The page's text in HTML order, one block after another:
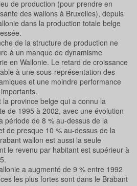
de production (pour prendre en
des wallons à Bruxelles), depuis
dans la production totale belge
de la structure de production ne
à un manque de dynamisme
en Wallonie. Le retard de croissance
à une sous-représentation des
et une moindre performance
la province belge qui a connu la
de 1995 à 2002, avec une évolution
période de 8 % au-dessus de la
de presque 10 % au-dessus de la
wallon est aussi la seule
le revenu par habitant est supérieur à
a augmenté de 9 % entre 1992
les plus fortes sont dans le Brabant